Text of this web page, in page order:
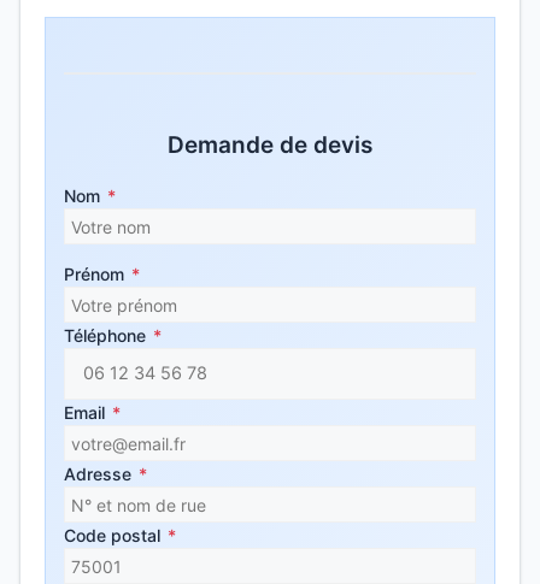
Demande de devis
Nom *
Prénom *
Téléphone *
Email *
Adresse *
Code postal *